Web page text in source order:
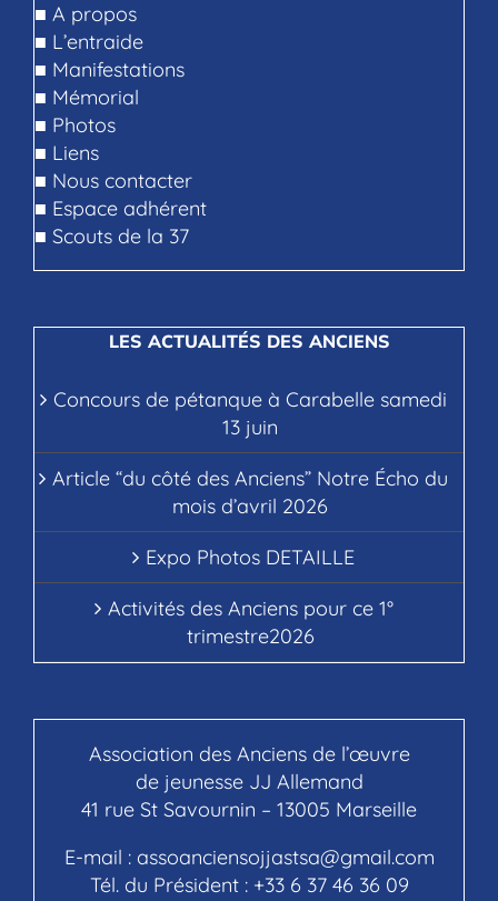
■ A propos
■ L’entraide
■ Manifestations
■ Mémorial
■ Photos
■ Liens
■ Nous contacter
■ Espace adhérent
■ Scouts de la 37
LES ACTUALITÉS DES ANCIENS
Concours de pétanque à Carabelle samedi
13 juin
Article “du côté des Anciens” Notre Écho du
mois d’avril 2026
Expo Photos DETAILLE
Activités des Anciens pour ce 1°
trimestre2026
Association des Anciens de l’œuvre
de jeunesse JJ Allemand
41 rue St Savournin – 13005 Marseille
E-mail : assoanciensojjastsa@gmail.com
Tél. du Président : +33 6 37 46 36 09